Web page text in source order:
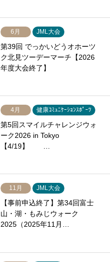
6月 JML大会
第39回 でっかいどうオホーツ
ク北見ツーデーマーチ【2026
年度大会終了】
4月 健康ｺﾐｭﾆｹｰｼｮﾝｽﾎﾟｰﾂ
第5回スマイルチャレンジウォ
ーク2026 in Tokyo
【4/19】 …
11月 JML大会
【事前申込終了】第34回富士
山・湖・もみじウォーク
2025（2025年11月…